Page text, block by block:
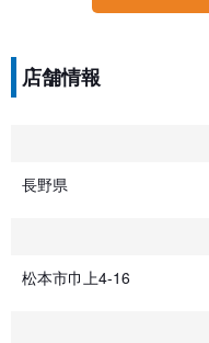
店舗情報
長野県
松本市巾上4-16